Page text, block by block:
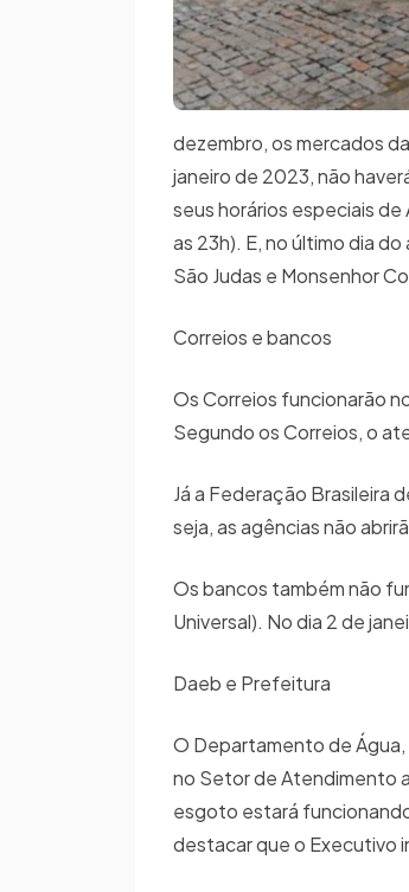
dezembro, os mercados
janeiro de 2023, não
seus horários especiais
as 23h). E, no último dia
São Judas e Monsenhor
Correios e bancos
Os Correios funcionarão
Segundo os Correios, o
Já a Federação Brasileira
seja, as agências não
Os bancos também não
Universal). No dia 2 de
Daeb e Prefeitura
O Departamento de
no Setor de Atendimento
esgoto estará
destacar que o Executivo